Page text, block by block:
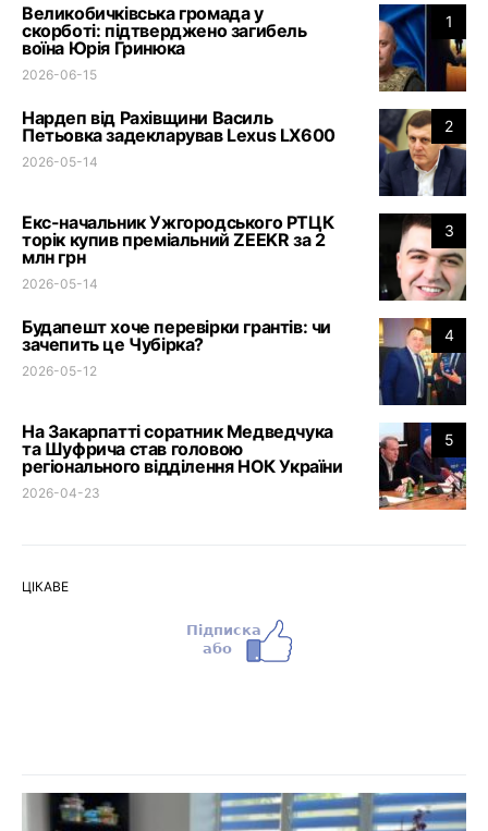
1
Великобичківська громада у
скорботі: підтверджено загибель
воїна Юрія Гринюка
2026-06-15
2
Нардеп від Рахівщини Василь
Петьовка задекларував Lexus LX600
2026-05-14
3
Екс-начальник Ужгородського РТЦК
торік купив преміальний ZEEKR за 2
млн грн
2026-05-14
4
Будапешт хоче перевірки грантів: чи
зачепить це Чубірка?
2026-05-12
5
На Закарпатті соратник Медведчука
та Шуфрича став головою
регіонального відділення НОК України
2026-04-23
ЦІКАВЕ